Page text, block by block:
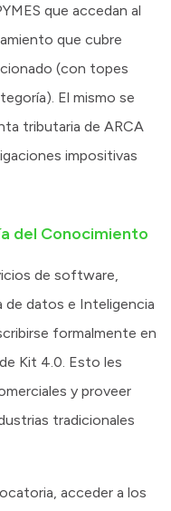
que accedan al
que cubre
(con topes
El mismo se
tributaria de ARCA
impositivas
del Conocimiento
de software,
de datos e Inteligencia
formalmente en
Kit 4.0. Esto les
y proveer
tradicionales
acceder a los